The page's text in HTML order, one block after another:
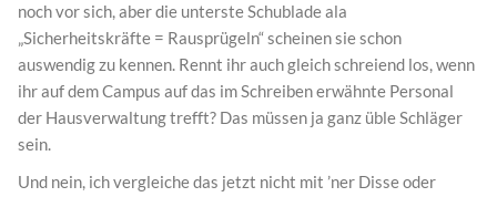
noch vor sich, aber die unterste Schublade ala
„Sicherheitskräfte = Rausprügeln“ scheinen sie schon
auswendig zu kennen. Rennt ihr auch gleich schreiend los, wenn
ihr auf dem Campus auf das im Schreiben erwähnte Personal
der Hausverwaltung trefft? Das müssen ja ganz üble Schläger
sein.
Und nein, ich vergleiche das jetzt nicht mit ’ner Disse oder